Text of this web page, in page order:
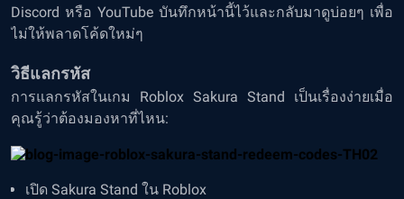
Discord หรือ YouTube บันทึกหน้านี้ไว้และกลับมาดูบ่อยๆ เพื่อ
ไม่ให้พลาดโค้ดใหม่ๆ
วิธีแลกรหัส
การแลกรหัสในเกม Roblox Sakura Stand เป็นเรื่องง่ายเมื่อ
คุณรู้ว่าต้องมองหาที่ไหน:
เปิด Sakura Stand ใน Roblox